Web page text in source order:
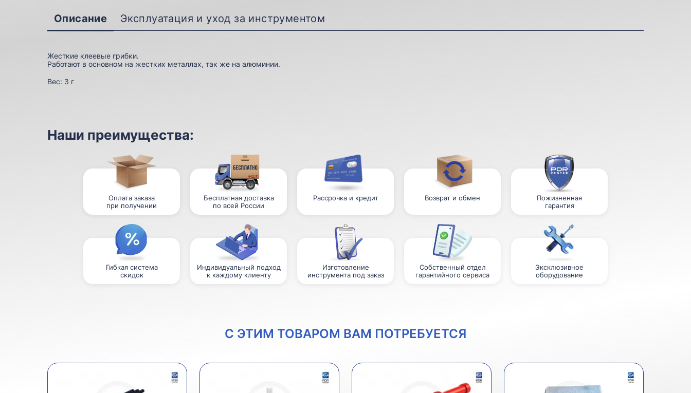
Описание Эксплуатация и уход за инструментом
Жесткие клеевые грибки.
Работают в основном на жестких металлах, так же на алюминии.
Вес: 3 г
Наши преимущества:
Оплата заказа
при получении
Бесплатная доставка
по всей России
Рассрочка и кредит Возврат и обмен
Пожизненная
гарантия
Гибкая система
скидок
Индивидуальный подход
к каждому клиенту
Изготовление
инструмента под заказ
Собственный отдел
гарантийного сервиса
Эксклюзивное
оборудование
С ЭТИМ ТОВАРОМ ВАМ ПОТРЕБУЕТСЯ